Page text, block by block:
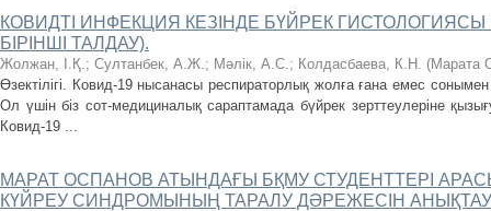
КОВИДТІ ИНФЕКЦИЯ КЕЗІНДЕ БҮЙРЕК
БІРІНШІ ТАЛДАУ).
Жолжан, І.Қ.; Султанбек, А.Ж.; Мәлік, А.С.; Колдасбаева, К.Н. (Марата
Өзектілігі. Ковид-19 нысанасы респираторлық жолға ғана емес
Ол үшін біз сот-медициналық сараптамада бүйрек зерттеулеріне
Ковид-19 ...
МАРАТ ОСПАНОВ АТЫНДАҒЫ БҚМУ СТУДЕНТТЕРІ
КҮЙРЕУ СИНДРОМЫНЫҢ ТАРАЛУ ДӘРЕЖЕСІН АНЫҚТАУ